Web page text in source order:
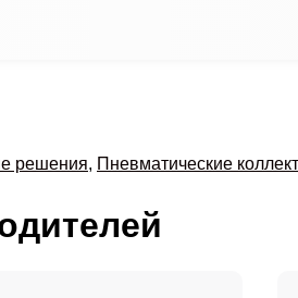
решения, Пневматические